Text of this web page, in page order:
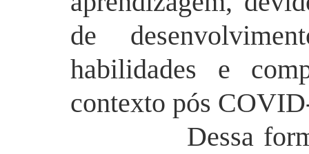
de
habilidades e
contexto pós
Dessa forma,